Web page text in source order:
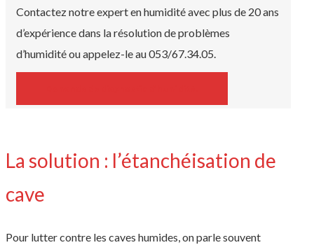
Contactez notre expert en humidité avec plus de 20 ans
d’expérience dans la résolution de problèmes
d’humidité ou appelez-le au 053/67.34.05.
La solution : l’étanchéisation de
cave
Pour lutter contre les caves humides, on parle souvent